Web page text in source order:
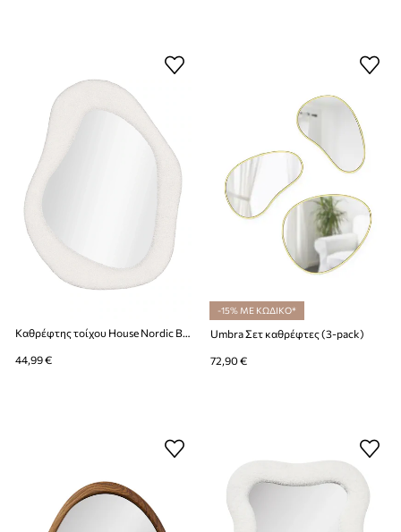
44,99 €
-15% ΜΕ ΚΩΔΙΚΟ*
Umbra Σετ καθρέφτες (3-pack)
72,90 €